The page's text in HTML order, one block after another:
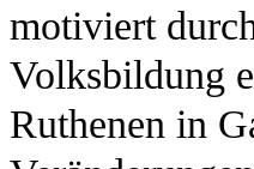
motiviert
Volksbildung
Ruthenen in